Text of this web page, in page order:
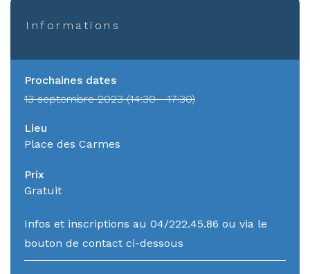
Informations
Prochaines dates
13 septembre 2023 (14:30 - 17:30)
Lieu
Place des Carmes
Prix
Gratuit
Infos et inscriptions au 04/222.45.86 ou via le
bouton de contact ci-dessous